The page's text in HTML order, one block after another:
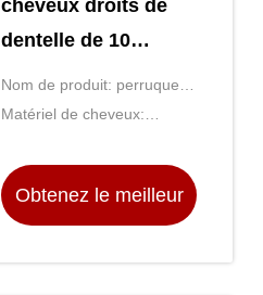
cheveux droits de
dentelle de 10
pouces avec des
cheveux de bébé de
Nom de produit: perruques
de cheveux humains
Matériel de cheveux:
Vierge
Obtenez le meilleur